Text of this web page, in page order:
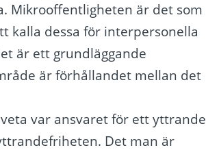
Mikrooffentligheten är det som
kalla dessa för interpersonella
är ett grundläggande
är förhållandet mellan det
var ansvaret för ett yttrande
Det man är